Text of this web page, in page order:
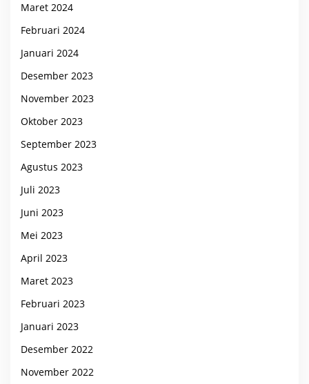
Maret 2024
Februari 2024
Januari 2024
Desember 2023
November 2023
Oktober 2023
September 2023
Agustus 2023
Juli 2023
Juni 2023
Mei 2023
April 2023
Maret 2023
Februari 2023
Januari 2023
Desember 2022
November 2022